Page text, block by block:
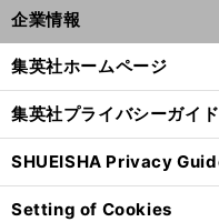
企業情報
集英社ホームページ
集英社プライバシーガイ
SHUEISHA Privacy
Setting of Cookies